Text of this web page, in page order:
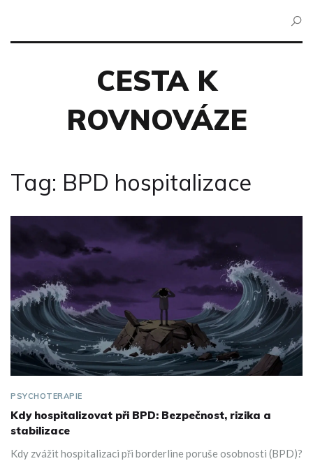
CESTA K
ROVNOVÁZE
Tag: BPD hospitalizace
PSYCHOTERAPIE
Kdy hospitalizovat při BPD: Bezpečnost, rizika a
stabilizace
Kdy zvážit hospitalizaci při borderline poruše osobnosti (BPD)?